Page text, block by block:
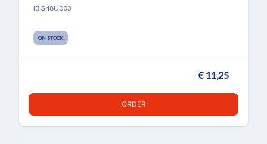
IBG48U003
ON STOCK
€ 11,25
ORDER